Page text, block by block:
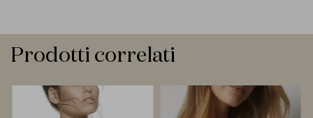
Prodotti correlati